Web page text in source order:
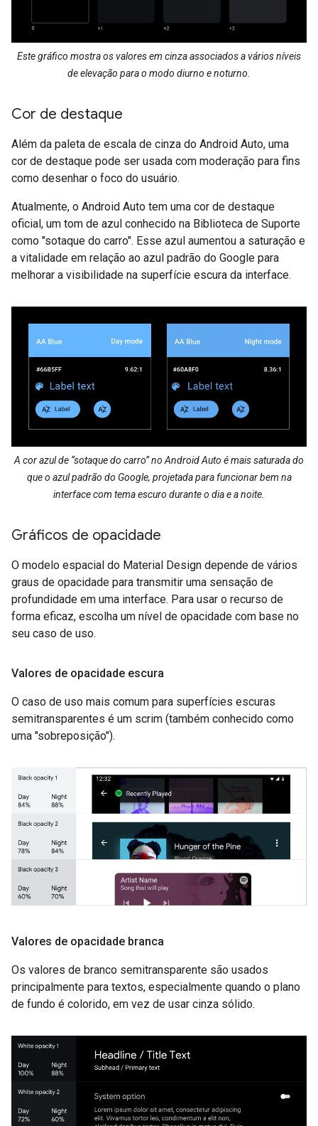
Este gráfico mostra os valores em cinza associados a vários níveis
de elevação para o modo diurno e noturno.
Cor de destaque
Além da paleta de escala de cinza do Android Auto, uma
cor de destaque pode ser usada com moderação para fins
como desenhar o foco do usuário.
Atualmente, o Android Auto tem uma cor de destaque
oficial, um tom de azul conhecido na Biblioteca de Suporte
como "sotaque do carro". Esse azul aumentou a saturação e
a vitalidade em relação ao azul padrão do Google para
melhorar a visibilidade na superfície escura da interface.
A cor azul de “sotaque do carro” no Android Auto é mais saturada do
que o azul padrão do Google, projetada para funcionar bem na
interface com tema escuro durante o dia e a noite.
Gráficos de opacidade
O modelo espacial do Material Design depende de vários
graus de opacidade para transmitir uma sensação de
profundidade em uma interface. Para usar o recurso de
forma eficaz, escolha um nível de opacidade com base no
seu caso de uso.
Valores de opacidade escura
O caso de uso mais comum para superfícies escuras
semitransparentes é um scrim (também conhecido como
uma "sobreposição").
Valores de opacidade branca
Os valores de branco semitransparente são usados
principalmente para textos, especialmente quando o plano
de fundo é colorido, em vez de usar cinza sólido.